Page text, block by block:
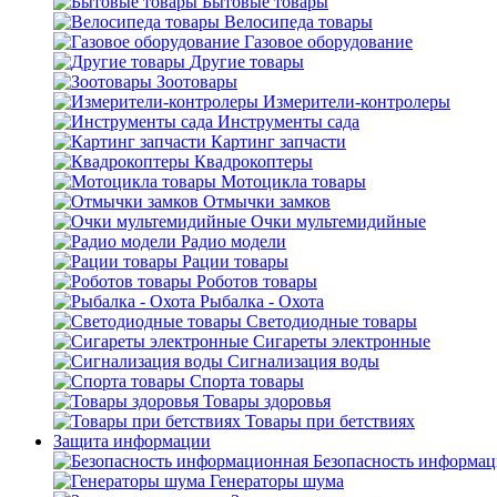
Велосипеда товары
Газовое оборудование
Другие товары
Зоотовары
Измерители-контролеры
Инструменты сада
Картинг запчасти
Квадрокоптеры
Мотоцикла товары
Отмычки замков
Очки мультемидийные
Радио модели
Рации товары
Роботов товары
Рыбалка - Охота
Светодиодные товары
Сигареты электронные
Сигнализация воды
Спорта товары
Товары здоровья
Товары при бетствиях
Защита информации
Безопасность
Генераторы шума